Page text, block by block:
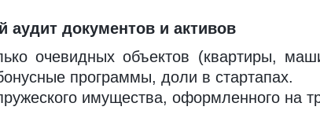
аудит документов и активов
очевидных объектов (квартиры,
программы, доли в стартапах.
имущества, оформленного на